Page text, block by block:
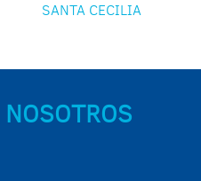
SANTA CECILIA